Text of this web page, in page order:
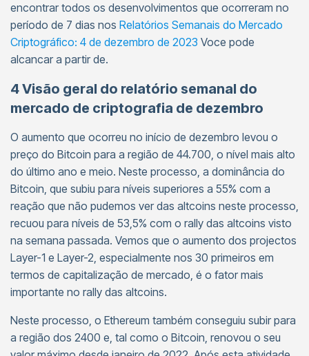
encontrar todos os desenvolvimentos que ocorreram no
período de 7 dias nos Relatórios Semanais do Mercado
Criptográfico: 4 de dezembro de 2023 Voce pode
alcancar a partir de.
4 Visão geral do relatório semanal do
mercado de criptografia de dezembro
O aumento que ocorreu no início de dezembro levou o
preço do Bitcoin para a região de 44.700, o nível mais alto
do último ano e meio. Neste processo, a dominância do
Bitcoin, que subiu para níveis superiores a 55% com a
reação que não pudemos ver das altcoins neste processo,
recuou para níveis de 53,5% com o rally das altcoins visto
na semana passada. Vemos que o aumento dos projectos
Layer-1 e Layer-2, especialmente nos 30 primeiros em
termos de capitalização de mercado, é o fator mais
importante no rally das altcoins.
Neste processo, o Ethereum também conseguiu subir para
a região dos 2400 e, tal como o Bitcoin, renovou o seu